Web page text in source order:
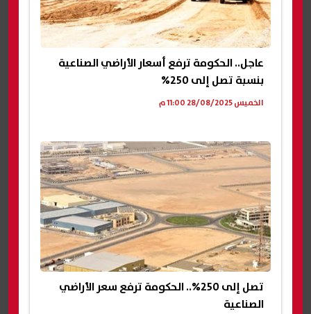
عاجل.. الحكومة ترفع أسعار الأراضي الصناعية
بنسبة تصل إلى 250%
الخميس 28/08/2025 11:00 م
تصل إلى 250%.. الحكومة ترفع سعر الأراضي
الصناعية